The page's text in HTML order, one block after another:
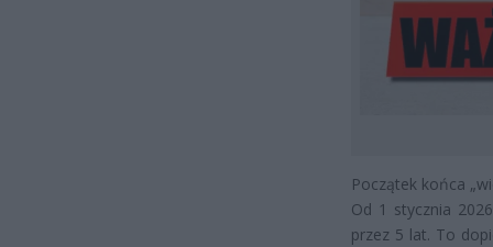
Początek końca
Od 1 stycznia
przez 5 lat. To